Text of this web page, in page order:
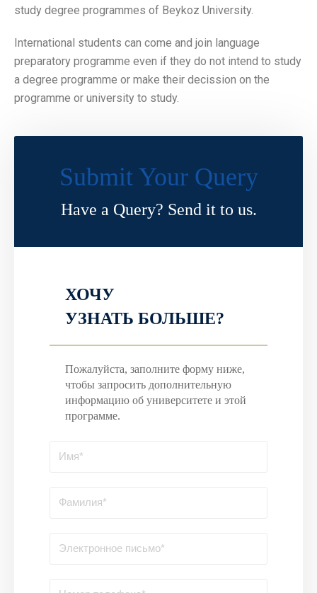
study degree programmes of Beykoz University.
International students can come and join language
preparatory programme even if they do not intend to study
a degree programme or make their decission on the
programme or university to study.
Submit Your Query
Have a Query? Send it to us.
ХОЧУ
УЗНАТЬ БОЛЬШЕ?
Пожалуйста, заполните форму ниже,
чтобы запросить дополнительную
информацию об университете и этой
программе.